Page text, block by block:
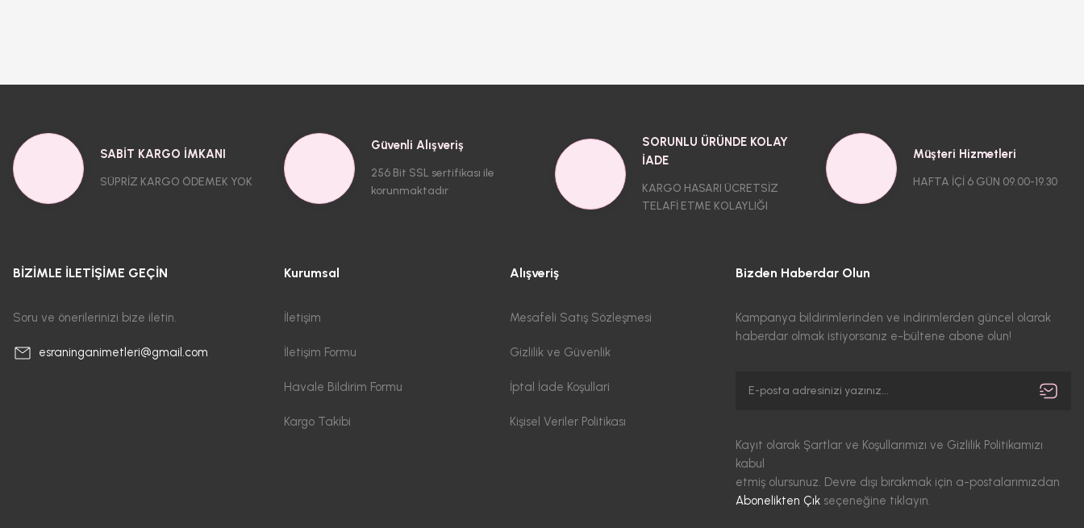
SABİT KARGO İMKANI
SÜPRİZ KARGO ÖDEMEK YOK
Güvenli Alışveriş
256 Bit SSL sertifikası ile
korunmaktadır
SORUNLU ÜRÜNDE KOLAY
İADE
KARGO HASARI ÜCRETSİZ
TELAFİ ETME KOLAYLIĞI
Müşteri Hizmetleri
HAFTA İÇİ 6 GÜN 09.00-19.30
BİZİMLE İLETİŞİME GEÇİN
Soru ve önerilerinizi bize iletin.
esraninganimetleri@gmail.com
Kurumsal
İletişim
İletişim Formu
Havale Bildirim Formu
Kargo Takibi
Alışveriş
Mesafeli Satış Sözleşmesi
Gizlilik ve Güvenlik
İptal İade Koşullari
Kişisel Veriler Politikası
Bizden Haberdar Olun
Kampanya bildirimlerinden ve indirimlerden güncel olarak
haberdar olmak istiyorsanız e-bültene abone olun!
Kayıt olarak Şartlar ve Koşullarımızı ve Gizlilik Politikamızı
kabul
etmiş olursunuz. Devre dışı bırakmak için a-postalarımızdan
Abonelikten Çık seçeneğine tıklayın.